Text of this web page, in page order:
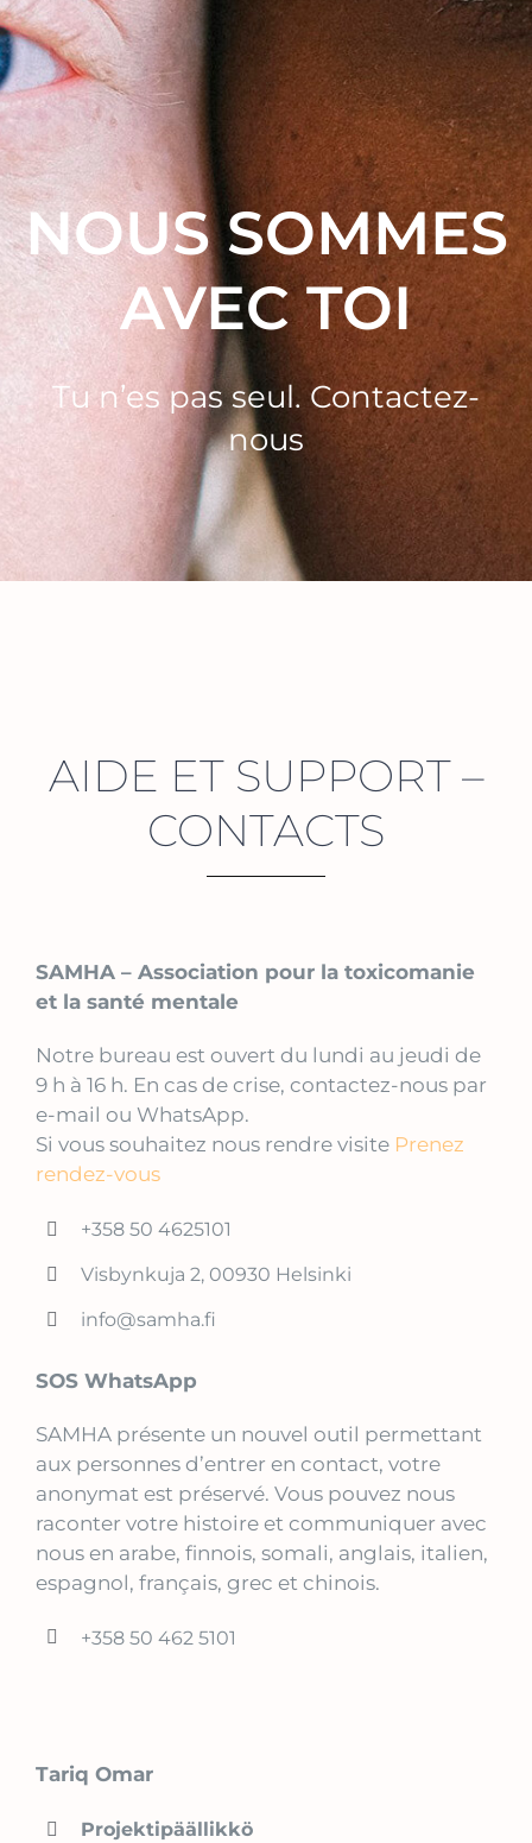
NOUS SOMMES
AVEC TOI
Tu n’es pas seul. Contactez-
nous
AIDE ET SUPPORT –
CONTACTS
SAMHA – Association pour la toxicomanie
et la santé mentale
Notre bureau est ouvert du lundi au jeudi de
9 h à 16 h. En cas de crise, contactez-nous par
e-mail ou WhatsApp.
Si vous souhaitez nous rendre visite Prenez
rendez-vous
+358 50 4625101
Visbynkuja 2, 00930 Helsinki
info@samha.fi
SOS WhatsApp
SAMHA présente un nouvel outil permettant
aux personnes d’entrer en contact, votre
anonymat est préservé. Vous pouvez nous
raconter votre histoire et communiquer avec
nous en arabe, finnois, somali, anglais, italien,
espagnol, français, grec et chinois.
+358 50 462 5101
Tariq Omar
Projektipäällikkö